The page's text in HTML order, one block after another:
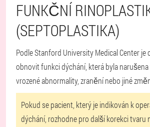
FUNKČNÍ
(SEPTOPLASTIKA)
Podle Stanford University Medical Center
obnovit funkci dýchání, která byla
vrozené abnormality, zranění nebo jiné
Pokud se pacient, který je indikován k
dýchání, rozhodne pro další korekci tvaru